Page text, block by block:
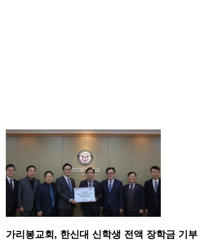
가리봉교회, 한신대 신학생 전액 장학금 기부